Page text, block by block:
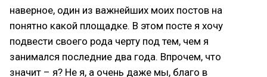
наверное, один из важнейших моих постов на
понятно какой площадке. В этом посте я хочу
подвести своего рода черту под тем, чем я
занимался последние два года. Впрочем, что
значит – я? Не я, а очень даже мы, благо в